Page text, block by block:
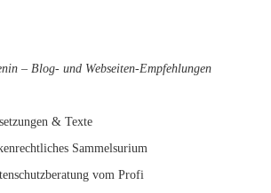
– Blog- und Webseiten-Empfehlungen
& Texte
Sammelsurium
vom Profi